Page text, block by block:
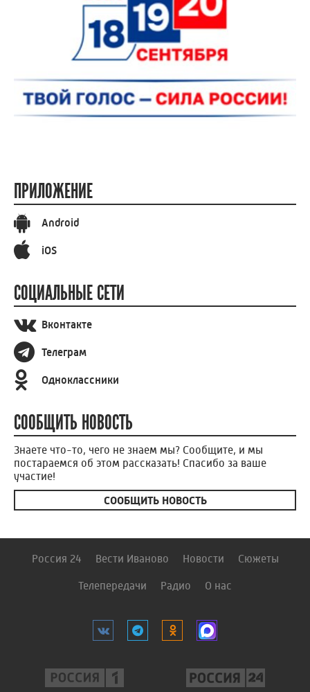
ПРИЛОЖЕНИЕ
Android
iOS
СОЦИАЛЬНЫЕ СЕТИ
Вконтакте
Телеграм
Одноклассники
СООБЩИТЬ НОВОСТЬ
Знаете что-то, чего не знаем мы? Сообщите, и мы
постараемся об этом рассказать! Спасибо за ваше
участие!
СООБЩИТЬ НОВОСТЬ
Россия 24 Вести Иваново Новости Сюжеты
Телепередачи Радио О нас